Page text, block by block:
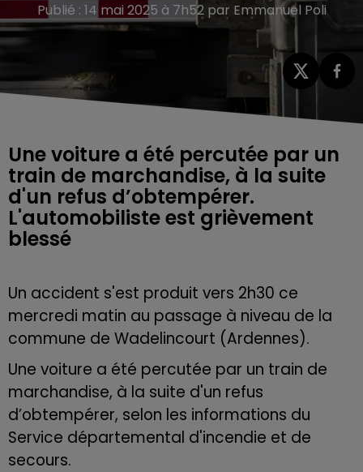
Publié : 14 mai 2025 à 7h52 par Emmanuel Poli
Une voiture a été percutée par un
train de marchandise, à la suite
d'un refus d’obtempérer.
L'automobiliste est grièvement
blessé
Un accident s'est produit vers 2h30 ce
mercredi matin au passage à niveau de la
commune de Wadelincourt (Ardennes).
Une voiture a été percutée par un train de
marchandise, à la suite d'un refus
d’obtempérer, selon les informations du
Service départemental d'incendie et de
secours.